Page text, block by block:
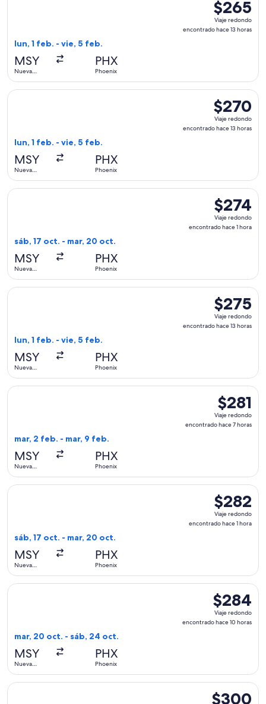
$265
Viaje
redondo,
$265
Viaje redondo
encontrado hace 13 horas
lun, 1 feb. - vie, 5 feb.
MSY
Nueva
PHX
Phoenix
$270
Viaje
redondo,
$270
Viaje redondo
encontrado hace 13 horas
lun, 1 feb. - vie, 5 feb.
MSY
Nueva
PHX
Phoenix
Seleccionar vuelo de Breeze Airways, con salida el lun, 1
$274
Viaje
redondo,
$274
Viaje redondo
encontrado hace 1 hora
sáb, 17 oct. - mar, 20 oct.
MSY
Nueva
PHX
Phoenix
Seleccionar vuelo de Frontier Airlines, con salida el sáb, 17
$275
Viaje
redondo,
$275
Viaje redondo
encontrado hace 13 horas
lun, 1 feb. - vie, 5 feb.
MSY
Nueva
PHX
Phoenix
Seleccionar vuelo de Breeze Airways, con salida el lun, 1
$281
Viaje
redondo,
$281
Viaje redondo
encontrado hace 7 horas
mar, 2 feb. - mar, 9 feb.
MSY
Nueva
PHX
Phoenix
Seleccionar vuelo de Breeze Airways, con salida el mar, 2
$282
Viaje
redondo,
$282
Viaje redondo
encontrado hace 1 hora
sáb, 17 oct. - mar, 20 oct.
MSY
Nueva
PHX
Phoenix
Seleccionar vuelo de Frontier Airlines, con salida el sáb, 17
$284
Viaje
redondo,
$284
Viaje redondo
encontrado hace 10 horas
mar, 20 oct. - sáb, 24 oct.
MSY
Nueva
PHX
Phoenix
Seleccionar vuelo de Frontier Airlines, con salida el mar,
$300
$300
Seleccionar vuelo de Alaska Airlines, con salida el mié, 9